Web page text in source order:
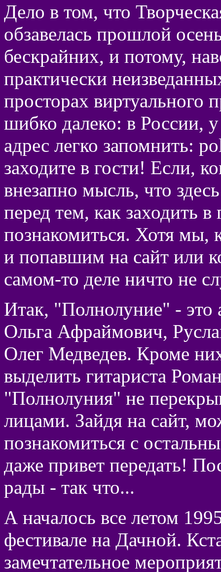
Дело в том, что
обзавелась прошлой
бескрайних, и потому,
практически
просторах виртуального
шибко далеко: в России,
адрес легко запомнить:
заходите в гости! Если,
внезапно мысль, что
перед тем, как заходить в
познакомиться. Хотя мы,
и попавшим на сайт или
самом-то деле ничто не
Итак, "Полнолуние" -
Ольга Афраймович,
Олег Медведев. Кроме
выделить гитариста
"Полнолуния" не
лицами. Зайдя на сайт,
познакомиться с
даже привет передать!
рады - так что...
А началось все летом
фестивале на Дачной.
замечтательное